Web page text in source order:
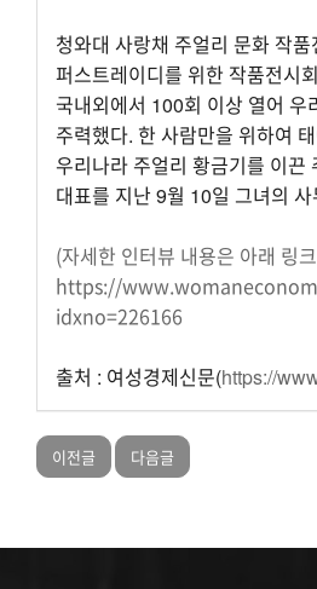
청와대 사랑채 주얼리 문화 작
퍼스트레이디를 위한 작품전시
국내외에서 100회 이상 열어 우
주력했다. 한 사람만을 위하여
우리나라 주얼리 황금기를 이끈
대표를 지난 9월 10일 그녀의
(자세한 인터뷰 내용은 아래 링
https://
idxno=226166
출처 : 여성경제신문(https://
이전글 다음글